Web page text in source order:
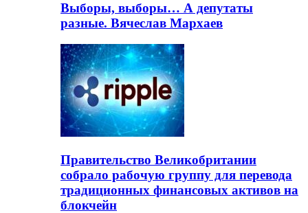
Выборы, выборы… А депутаты
разные. Вячеслав Мархаев
Правительство Великобритании
собрало рабочую группу для перевода
традиционных финансовых активов на
блокчейн